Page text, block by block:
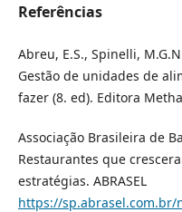
Referências
Abreu, E.S., Spinelli,
Gestão de unidades de
fazer (8. ed). Editora
Associação Brasileira de
Restaurantes que
estratégias. ABRASEL
https://